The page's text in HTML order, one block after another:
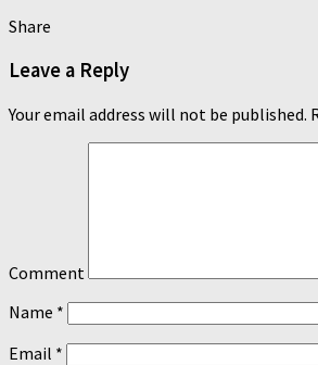
Share
Leave a Reply
Your email address will not be published.
Comment
Name *
Email *